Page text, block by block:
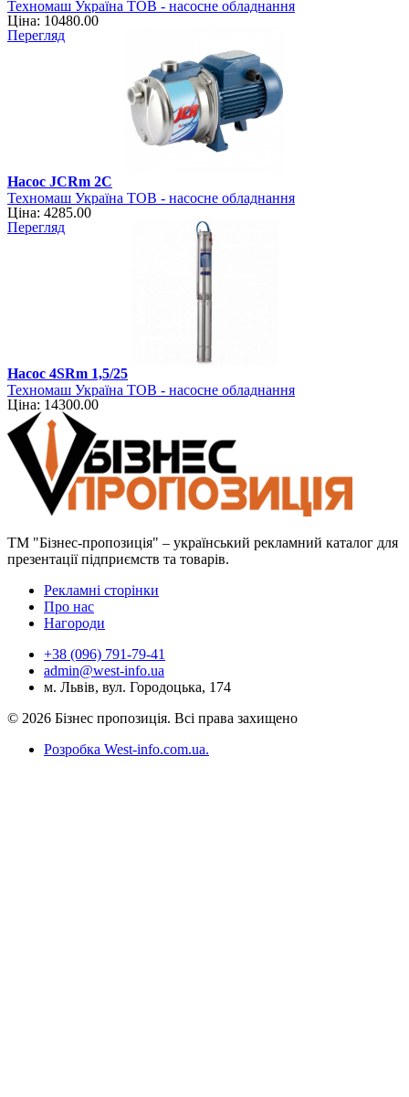
Техномаш Україна ТОВ - насосне обладнання
Ціна: 10480.00
Перегляд
Насос JCRm 2С
Техномаш Україна ТОВ - насосне обладнання
Ціна: 4285.00
Перегляд
Насос 4SRm 1,5/25
Техномаш Україна ТОВ - насосне обладнання
Ціна: 14300.00
ТМ "Бізнес-пропозиція" – український рекламний каталог для
презентації підприємств та товарів.
Рекламні сторінки
Про нас
Нагороди
+38 (096) 791-79-41
admin@west-info.ua
м. Львів, вул. Городоцька, 174
© 2026 Бізнес пропозиція. Всі права захищено
Розробка West-info.com.ua.